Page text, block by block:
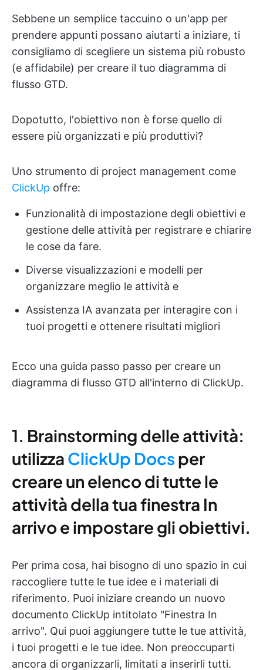
Sebbene un semplice taccuino o un'app per
prendere appunti possano aiutarti a iniziare, ti
consigliamo di scegliere un sistema più robusto
(e affidabile) per creare il tuo diagramma di
flusso GTD.
Dopotutto, l'obiettivo non è forse quello di
essere più organizzati e più produttivi?
Uno strumento di project management come
ClickUp offre:
Funzionalità di impostazione degli obiettivi e
gestione delle attività per registrare e chiarire
le cose da fare.
Diverse visualizzazioni e modelli per
organizzare meglio le attività e
Assistenza IA avanzata per interagire con i
tuoi progetti e ottenere risultati migliori
Ecco una guida passo passo per creare un
diagramma di flusso GTD all'interno di ClickUp.
1. Brainstorming delle attività:
utilizza ClickUp Docsper
creare un elenco di tutte le
attività della tua finestra In
arrivo e impostare gli obiettivi.
Per prima cosa, hai bisogno di uno spazio in cui
raccogliere tutte le tue idee e i materiali di
riferimento. Puoi iniziare creando un nuovo
documento ClickUp intitolato "Finestra In
arrivo". Qui puoi aggiungere tutte le tue attività,
i tuoi progetti e le tue idee. Non preoccuparti
ancora di organizzarli, limitati a inserirli tutti.